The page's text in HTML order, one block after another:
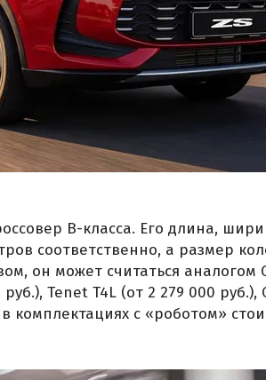
B-класса. Его длина,
соответственно, а размер
он может считаться аналогом
Tenet T4L (от 2 279 000 руб.),
комплектациях с «роботом»